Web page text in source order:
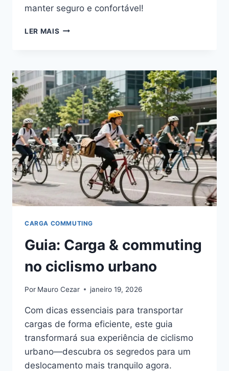
manter seguro e confortável!
LER MAIS GUIA:
LAMA
NO
CICLISMO
URBANO
CARGA COMMUTING
Guia: Carga & commuting
no ciclismo urbano
Por Mauro Cezar janeiro 19, 2026
Com dicas essenciais para transportar
cargas de forma eficiente, este guia
transformará sua experiência de ciclismo
urbano—descubra os segredos para um
deslocamento mais tranquilo agora.